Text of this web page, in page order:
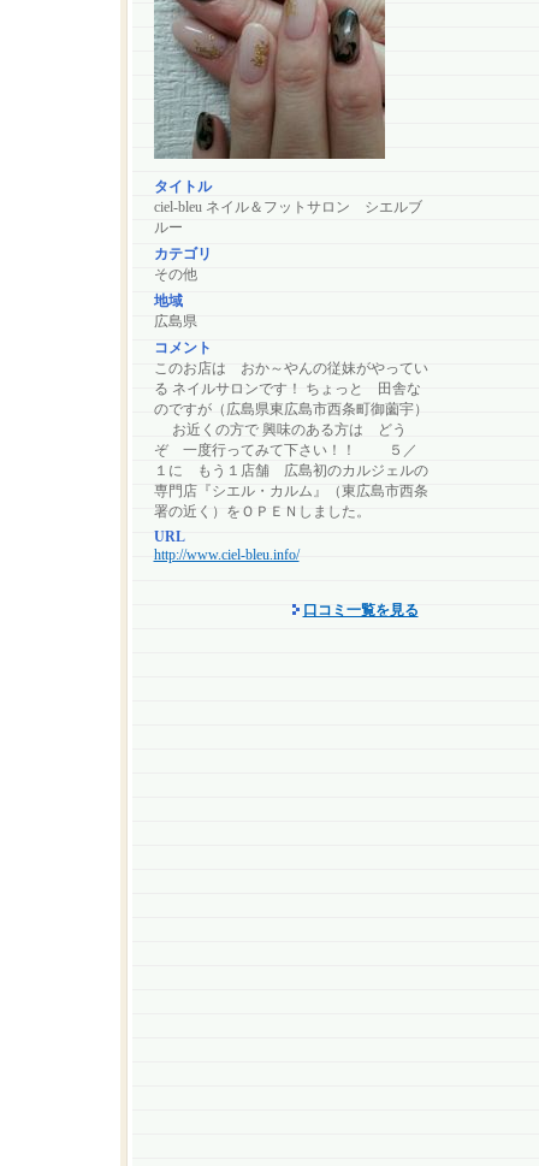
タイトル
ciel-bleu ネイル＆フットサロン シエルブ
ルー
カテゴリ
その他
地域
広島県
コメント
このお店は おか～やんの従妹がやってい
る ネイルサロンです！ ちょっと 田舎な
のですが（広島県東広島市西条町御薗宇）
お近くの方で 興味のある方は どう
ぞ 一度行ってみて下さい！！ ５／
１に もう１店舗 広島初のカルジェルの
専門店『シエル・カルム』（東広島市西条
署の近く）をＯＰＥＮしました。
URL
http://www.ciel-bleu.info/
口コミ一覧を見る